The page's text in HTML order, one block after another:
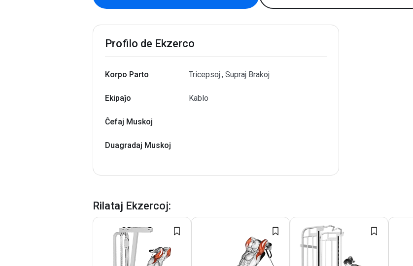
Profilo de Ekzerco
Korpo Parto Tricepsoj., Supraj Brakoj
Ekipaĵo Kablo
Ĉefaj Muskoj
Duagradaj Muskoj
Rilataj Ekzercoj: